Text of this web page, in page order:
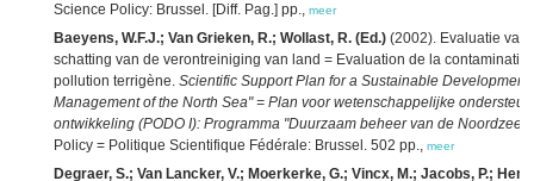
Science Policy: Brussel. [Diff. Pag.] pp., meer
Baeyens, W.F.J.; Van Grieken, R.; Wollast, R. (Ed.) (2002). Evaluatie van
schatting van de verontreiniging van land = Evaluation de la
pollution terrigène. Scientific Support Plan for a Sustainable
Management of the North Sea" = Plan voor wetenschappelijke
ontwikkeling (PODO I): Programma "Duurzaam beheer van de Noordzee"
Policy = Politique Scientifique Fédérale: Brussel. 502 pp., meer
Degraer, S.; Van Lancker, V.; Moerkerke, G.; Vincx, M.; Jacobs, P.;